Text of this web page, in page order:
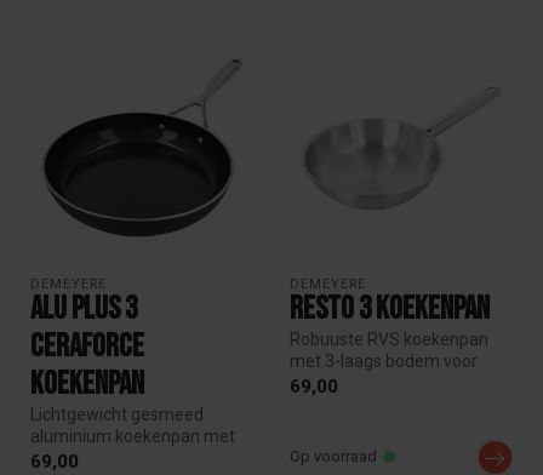
DEMEYERE
Alu Plus 3
Ceraforce
Koekenpan
Lichtgewicht gesmeed
aluminium koekenpan met
PFAS-vrije Ceraforce®
69,00
DEMEYERE
Resto 3 Koekenpan
Robuuste RVS koekenpan
met 3-laags bodem voor
gelijkmatige
69,00
Op voorraad